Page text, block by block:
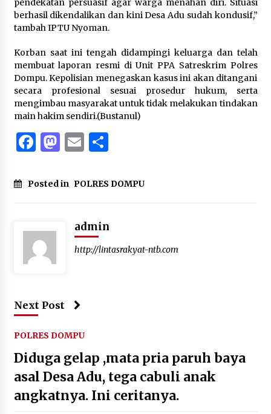
pendekatan persuasif agar warga menahan diri. Situasi
berhasil dikendalikan dan kini Desa Adu sudah kondusif,”
tambah IPTU Nyoman.
Korban saat ini tengah didampingi keluarga dan telah
membuat laporan resmi di Unit PPA Satreskrim Polres
Dompu. Kepolisian menegaskan kasus ini akan ditangani
secara profesional sesuai prosedur hukum, serta
mengimbau masyarakat untuk tidak melakukan tindakan
main hakim sendiri.(Bustanul)
Facebook
Mastodon
EmailShare
Posted in POLRES DOMPU
admin
http://lintasrakyat-ntb.com
Next Post
POLRES DOMPU
Diduga gelap ,mata pria paruh baya
asal Desa Adu, tega cabuli anak
angkatnya. Ini ceritanya.